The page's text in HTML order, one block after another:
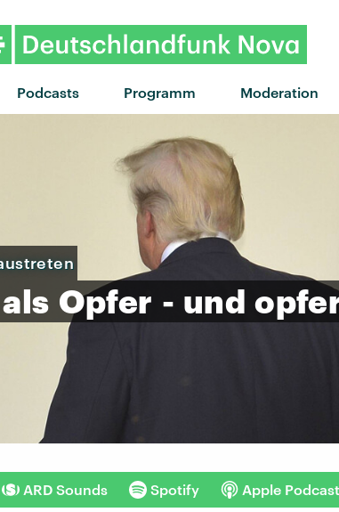
Podcasts Programm Moderation
"Schmetterling" von
als Opfer - und
ARD Sounds Spotify Apple